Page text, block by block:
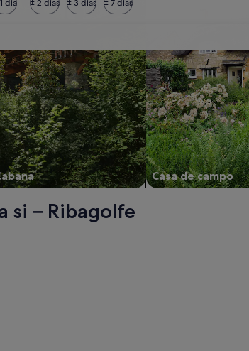
dia ± 2 dias ± 3 dias ± 7 dias
Casa de campo
si – Ribagolfe